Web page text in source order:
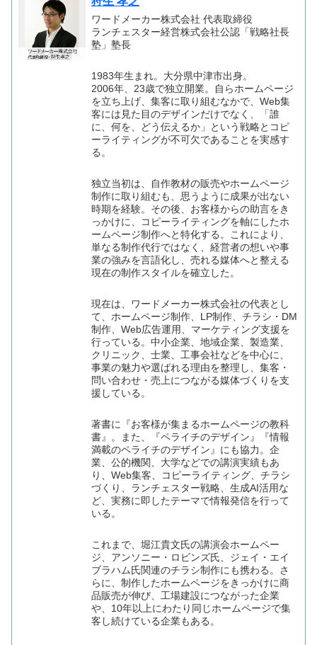
ワードメーカー株式会社 代表取締役
ランチェスター経営株式会社公認「戦略社長
塾」塾長
1983年生まれ。大分県中津市出身。
2006年、23歳で独立開業。自らホームページ
を立ち上げ、集客に取り組むなかで、Web集
客には見た目のデザインだけでなく、「誰
に、何を、どう伝えるか」という戦略とコピ
ーライティングが不可欠であることを実感す
る。
独立当初は、自作教材の販売やホームページ
制作に取り組むも、思うように成果が出ない
時期を経験。その後、お客様からの助言をき
っかけに、コピーライティングを軸にしたホ
ームページ制作へと特化する。これにより、
単なる制作代行ではなく、経営者の想いや事
業の強みを言語化し、売れる媒体へと整える
現在の制作スタイルを確立した。
現在は、ワードメーカー株式会社の代表とし
て、ホームページ制作、LP制作、チラシ・DM
制作、Web広告運用、マーケティング支援を
行っている。中小企業、地域企業、製造業、
クリニック、士業、工事会社などを中心に、
事業の魅力や選ばれる理由を整理し、集客・
問い合わせ・売上につながる媒体づくりを支
援している。
著書に『お客様が集まるホームページの教科
書』。また、『ペライチのデザイン』『情報
満載のペライチのデザイン』にも協力。企
業、公的機関、大学などでの講演実績もあ
り、Web集客、コピーライティング、チラシ
づくり、ランチェスター戦略、生成AI活用な
ど、実務に即したテーマで情報発信を行って
いる。
これまで、堀江貴文氏の講演会ホームペー
ジ、アンソニー・ロビンズ氏、ジェイ・エイ
ブラハム氏関連のチラシ制作にも携わる。さ
らに、制作したホームページをきっかけに商
品販売が伸び、工場建設につながった企業
や、10年以上にわたり同じホームページで集
客し続けている企業もある。